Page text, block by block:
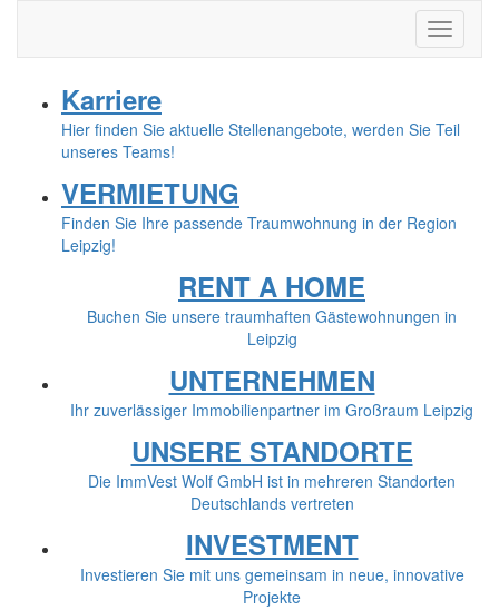
Karriere
Hier finden Sie aktuelle Stellenangebote, werden Sie Teil
unseres Teams!
VERMIETUNG
Finden Sie Ihre passende Traumwohnung in der Region
Leipzig!
RENT A HOME
Buchen Sie unsere traumhaften Gästewohnungen in
Leipzig
UNTERNEHMEN
Ihr zuverlässiger Immobilienpartner im Großraum Leipzig
UNSERE STANDORTE
Die ImmVest Wolf GmbH ist in mehreren Standorten
Deutschlands vertreten
INVESTMENT
Investieren Sie mit uns gemeinsam in neue, innovative
Projekte